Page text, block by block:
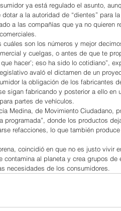
ya está regulado el asunto,
a la autoridad de “dientes” para
a las compañías que ya no quieren
son los números y mejor
y cuelgas, o antes de que te
hacer’; eso ha sido lo cotidiano”,
avaló el dictamen de un
la obligación de los fabricantes
sigan fabricando y posterior a ello en
partes de vehículos.
Medina, de Movimiento Ciudadano,
programada”, donde los productos
refacciones, lo que también
coincidió en que no es justo vivir
al planeta y crea grupos de
necesidades de los consumidores.